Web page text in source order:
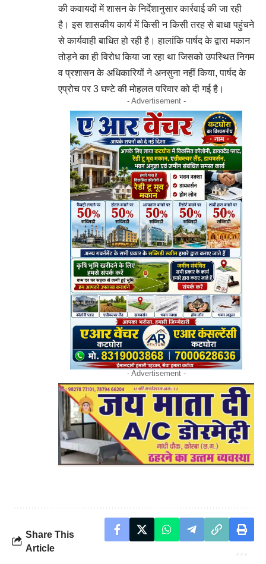
की कवायदों में शासन के निर्देशानुसार कार्रवाई की जा रही
है। इस शासकीय कार्य में किसी न किसी तरह से बाधा पहुंचने
से कार्यवाही बाधित हो रही है। हालांकि पार्षद के द्वारा मकान
तोड़ने का ही विरोध किया जा रहा था जिसको उपस्थित निगम
व प्रशासन के अधिकारियों ने अनसुना नहीं किया, पार्षद के
एप्रोच पर 3 घण्टे की मोहलत परिवार को दी गई है।
- Advertisement -
- Advertisement -
Share This
Article